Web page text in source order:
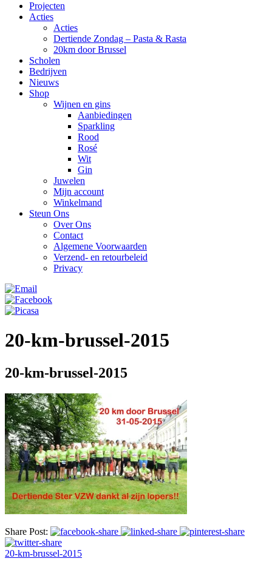
Projecten
Acties
Acties
Dertiende Zondag – Pasta & Rasta
20km door Brussel
Scholen
Bedrijven
Nieuws
Shop
Wijnen en gins
Aanbiedingen
Sparkling
Rood
Rosé
Wit
Gin
Juwelen
Mijn account
Winkelmand
Steun Ons
Over Ons
Contact
Algemene Voorwaarden
Verzend- en retourbeleid
Privacy
20-km-brussel-2015
20-km-brussel-2015
Share Post:
20-km-brussel-2015